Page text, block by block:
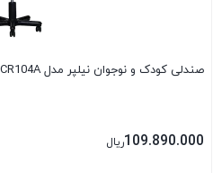
صندلی کودک و نوجوان نیلپر مدل KCR104A
109.890.000ریال